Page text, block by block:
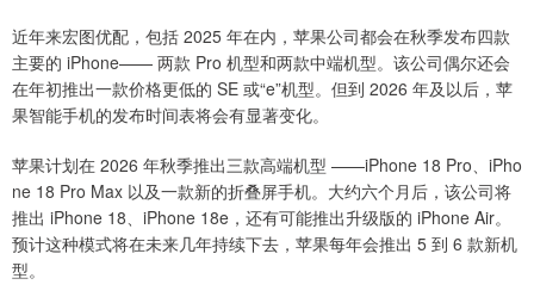
近年来宏图优配，包括 2025 年在内，苹果公司都会在秋季发布四款
主要的 iPhone—— 两款 Pro 机型和两款中端机型。该公司偶尔还会
在年初推出一款价格更低的 SE 或“e”机型。但到 2026 年及以后，苹
果智能手机的发布时间表将会有显著变化。
苹果计划在 2026 年秋季推出三款高端机型 ——iPhone 18 Pro、iPho
ne 18 Pro Max 以及一款新的折叠屏手机。大约六个月后，该公司将
推出 iPhone 18、iPhone 18e，还有可能推出升级版的 iPhone Air。
预计这种模式将在未来几年持续下去，苹果每年会推出 5 到 6 款新机
型。